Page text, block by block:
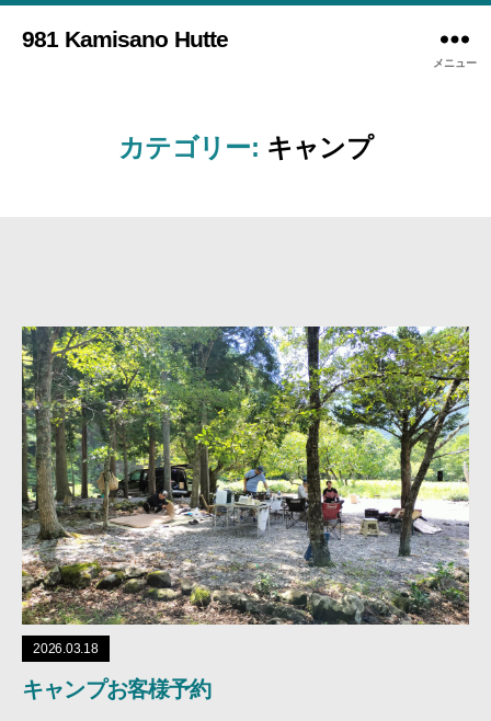
981 Kamisano Hutte
メニュー
カテゴリー: キャンプ
2026.03.18
キャンプお客様予約